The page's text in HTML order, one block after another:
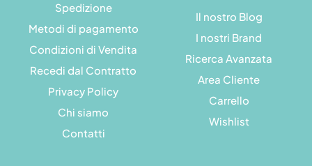
Spedizione
Metodi di pagamento
Condizioni di Vendita
Recedi dal Contratto
Privacy Policy
Chi siamo
Contatti
Il nostro Blog
I nostri Brand
Ricerca Avanzata
Area Cliente
Carrello
Wishlist